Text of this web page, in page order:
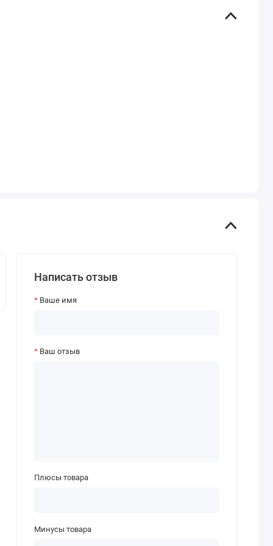
Написать отзыв
Ваше имя
Ваш отзыв
Плюсы товара
Минусы товара